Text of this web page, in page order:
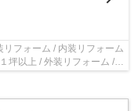
フォーム / 内装リフォーム
坪以上 / 外装リフォーム /